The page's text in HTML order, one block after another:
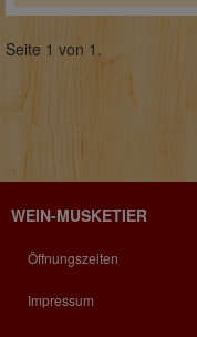
Seite 1 von 1.
WEIN-MUSKETIER
Öffnungszeiten
Impressum